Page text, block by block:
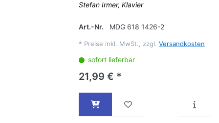
Stefan Irmer, Klavier
Art.-Nr. MDG 618 1426-2
* Preise inkl. MwSt., zzgl. Versandkosten
sofort lieferbar
21,99 € *